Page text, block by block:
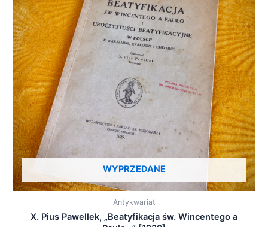
WYPRZEDANE
Antykwariat
X. Pius Pawellek, „Beatyfikacja św. Wincentego a